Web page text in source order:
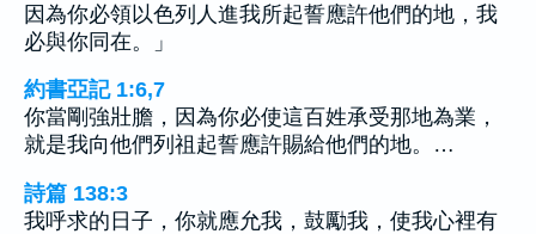
因為你必領以色列人進我所起誓應許他們的地，我
必與你同在。」
約書亞記 1:6,7
你當剛強壯膽，因為你必使這百姓承受那地為業，
就是我向他們列祖起誓應許賜給他們的地。…
詩篇 138:3
我呼求的日子，你就應允我，鼓勵我，使我心裡有